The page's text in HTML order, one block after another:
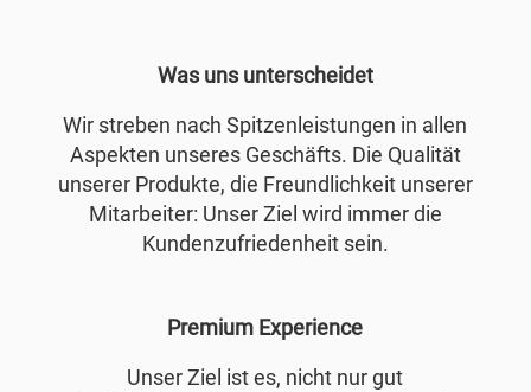
Was uns unterscheidet
Wir streben nach Spitzenleistungen in allen
Aspekten unseres Geschäfts. Die Qualität
unserer Produkte, die Freundlichkeit unserer
Mitarbeiter: Unser Ziel wird immer die
Kundenzufriedenheit sein.
Premium Experience
Unser Ziel ist es, nicht nur gut